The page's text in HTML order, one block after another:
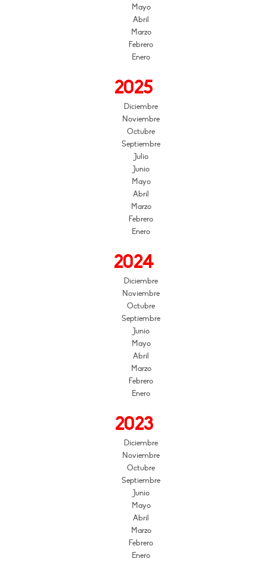
Mayo
Abril
Marzo
Febrero
Enero
2025
Diciembre
Noviembre
Octubre
Septiembre
Julio
Junio
Mayo
Abril
Marzo
Febrero
Enero
2024
Diciembre
Noviembre
Octubre
Septiembre
Junio
Mayo
Abril
Marzo
Febrero
Enero
2023
Diciembre
Noviembre
Octubre
Septiembre
Junio
Mayo
Abril
Marzo
Febrero
Enero